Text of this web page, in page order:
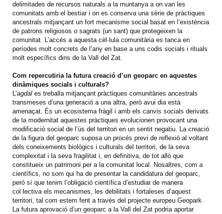
delimitades de recursos naturals a la muntanya a on van les
comunitats amb el bestiar i on es conserva una sèrie de pràctiques
ancestrals mitjançant un fort mecanisme social basat en l’existència
de patrons religiosos o sagrats (un sant) que protegeixen la
comunitat. L’accés a aquesta cèl·lula comunitària es tanca en
períodes molt concrets de l’any en base a uns codis socials i rituals
molt específics dins de la Vall del Zat.
Com repercutiria la futura creació d’un geoparc en aquestes
dinàmiques socials i culturals?
L’agdal es treballa mitjançant pràctiques comunitàries ancestrals
transmeses d’una generació a una altra, però avui dia està
amenaçat. És un ecosistema fràgil i amb els canvis socials derivats
de la modernitat aquestes pràctiques evolucionen provocant una
modificació social de l’ús del territori en un sentit negatiu. La creació
de la figura del geoparc suposa un procés previ de reflexió al voltant
dels coneixements biològics i culturals del territori, de la seva
complexitat i la seva fragilitat i, en definitiva, de tot allò que
constitueix un patrimoni per a la comunitat local. Nosaltres, com a
científics, no som qui ha de presentar la candidatura del geoparc,
però sí que tenim l’obligació científica d’estudiar de manera
col·lectiva els mecanismes, les debilitats i fortaleses d’aquest
territori, tal com estem fent a través del projecte europeu Geopark.
La futura aprovació d’un geoparc a la Vall del Zat podria aportar